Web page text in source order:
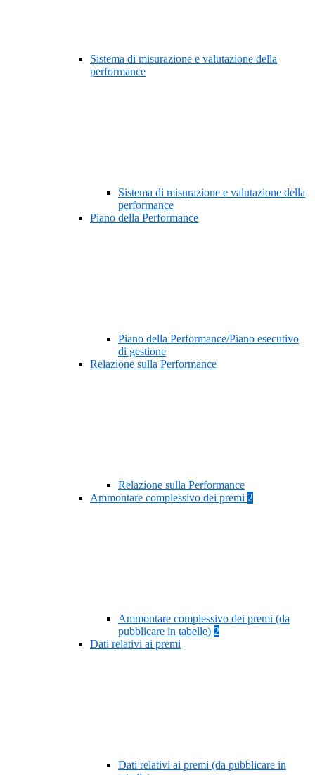
Sistema di misurazione e valutazione della
performance
Sistema di misurazione e valutazione della
performance
Piano della Performance
Piano della Performance/Piano esecutivo
di gestione
Relazione sulla Performance
Relazione sulla Performance
Ammontare complessivo dei premi 2
Ammontare complessivo dei premi (da
pubblicare in tabelle) 2
Dati relativi ai premi
Dati relativi ai premi (da pubblicare in